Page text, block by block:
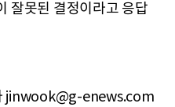
잘못된 결정이라고 응답
jinwook@g-enews.com